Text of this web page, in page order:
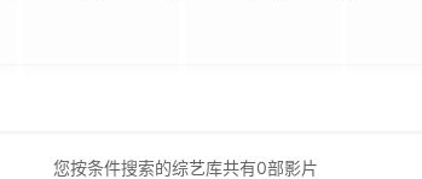
您按条件搜索的综艺库共有0部影片